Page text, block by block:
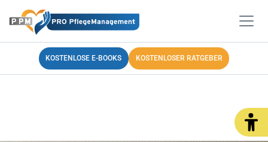
KOSTENLOSE E-BOOKS KOSTENLOSER RATGEBER